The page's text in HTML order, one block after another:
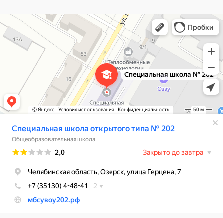
Специальная школа открытого типа № 202
Общеобразовательная школа в Озёрске